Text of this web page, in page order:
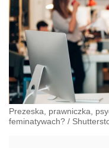
Prezeska, prawniczka,
feminatywach? /